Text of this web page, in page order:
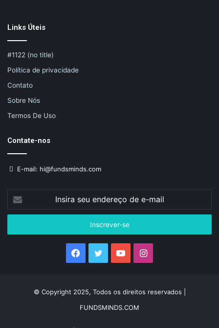
Links Úteis
#1122 (no title)
Política de privacidade
Contato
Sobre Nós
Termos De Uso
Contate-nos
E-mail: hi@fundsminds.com
Insira
seu
endereço
e-
Facebook
Twitter YouTubeInstagram
© Copyright 2025, Todos os direitos reservados |
FUNDSMINDS.COM